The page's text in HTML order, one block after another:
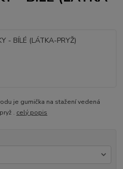
je gumička na stažení vedená
. celý popis